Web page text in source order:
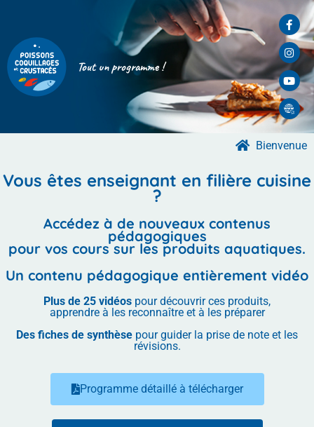
Tout un programme !
Bienvenue
Vous êtes enseignant en filière cuisine
?
Accédez à de nouveaux contenus
pédagogiques
pour vos cours sur les produits aquatiques.
Un contenu pédagogique entièrement vidéo
Plus de 25 vidéos pour découvrir ces produits,
apprendre à les reconnaître et à les préparer
Des fiches de synthèse pour guider la prise de note et les
révisions.
Programme détaillé à télécharger